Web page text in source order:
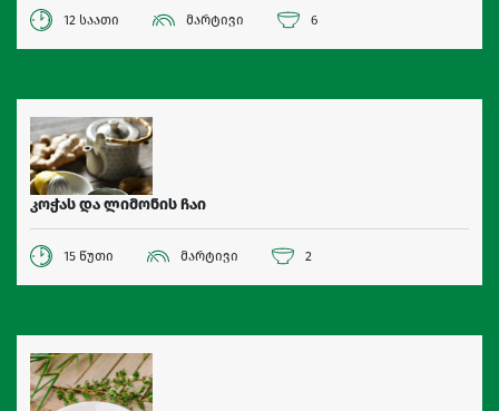
12 საათი მარტივი 6
კოჭას და ლიმონის ჩაი
15 წუთი მარტივი 2